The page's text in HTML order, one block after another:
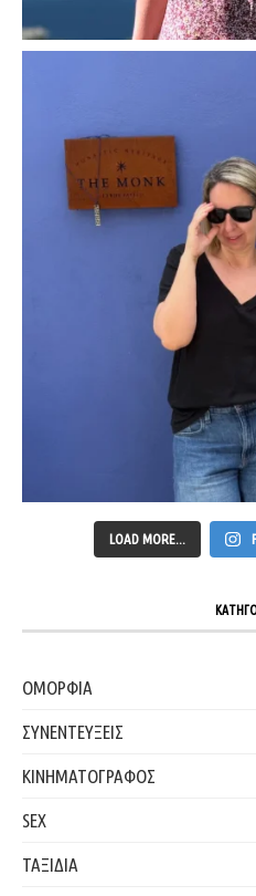
LOAD MORE...
ΟΜΟΡΦΙΑ
ΣΥΝΕΝΤΕΥΞΕΙΣ
ΚΙΝΗΜΑΤΟΓΡΑΦΟΣ
SEX
ΤΑΞΙΔΙΑ